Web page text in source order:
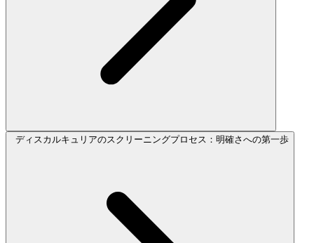
ディスカルキュリアのスクリーニングプロセス：明確さへの第一歩